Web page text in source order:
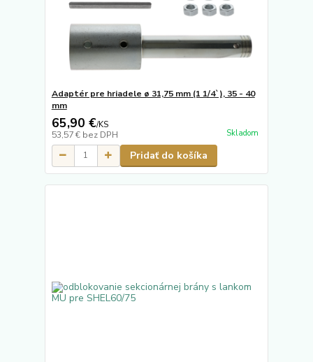
Adaptér pre hriadele ø 31,75 mm (1 1/4`), 35 - 40
mm
65,90 €/KS
53,57 € bez DPH Skladom
Pridať do košíka